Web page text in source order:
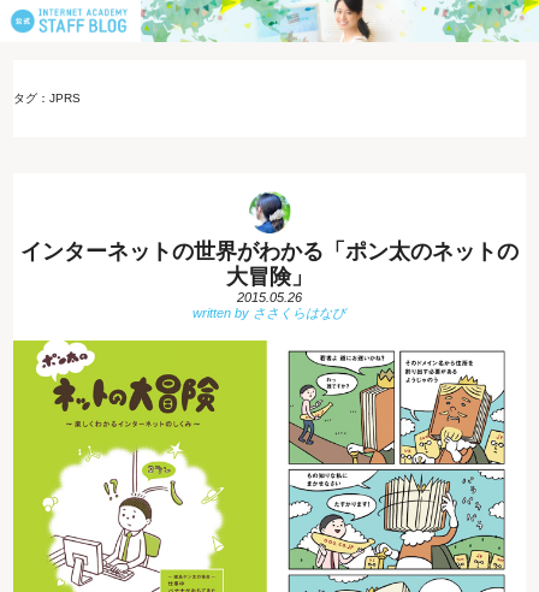
タグ：JPRS
インターネットの世界がわかる「ポン太のネットの
大冒険」
2015.05.26